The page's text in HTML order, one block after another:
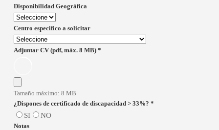
Disponibilidad Geográfica
Centro especifico a solicitar
Adjuntar CV (pdf, máx. 8 MB) *
Tamaño máximo: 8 MB
¿Dispones de certificado de discapacidad > 33%? *
SI NO
Notas